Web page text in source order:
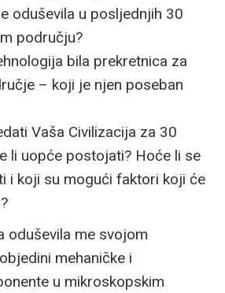
oduševila u posljednjih 30
području?
bila prekretnica za
– koji je njen poseban
Vaša Civilizacija za 30
li uopće postojati? Hoće li se
i koji su mogući faktori koji će
oduševila me svojom
mehaničke i
u mikroskopskim